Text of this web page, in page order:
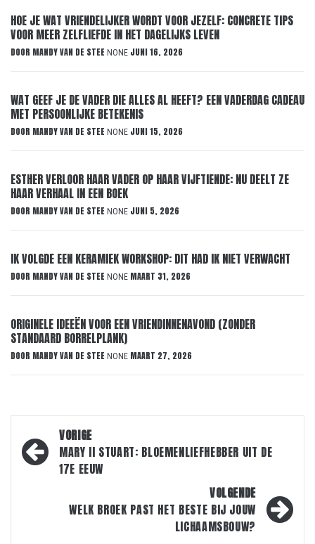
HOE JE WAT VRIENDELIJKER WORDT VOOR JEZELF: CONCRETE TIPS
VOOR MEER ZELFLIEFDE IN HET DAGELIJKS LEVEN
DOOR MANDY VAN DE STEE NONE JUNI 16, 2026
WAT GEEF JE DE VADER DIE ALLES AL HEEFT? EEN VADERDAG CADEAU
MET PERSOONLIJKE BETEKENIS
DOOR MANDY VAN DE STEE NONE JUNI 15, 2026
ESTHER VERLOOR HAAR VADER OP HAAR VIJFTIENDE: NU DEELT ZE
HAAR VERHAAL IN EEN BOEK
DOOR MANDY VAN DE STEE NONE JUNI 5, 2026
IK VOLGDE EEN KERAMIEK WORKSHOP: DIT HAD IK NIET VERWACHT
DOOR MANDY VAN DE STEE NONE MAART 31, 2026
ORIGINELE IDEEËN VOOR EEN VRIENDINNENAVOND (ZONDER
STANDAARD BORRELPLANK)
DOOR MANDY VAN DE STEE NONE MAART 27, 2026
Bericht
navigatie
VORIGE
MARY II STUART: BLOEMENLIEFHEBBER UIT DE
17E EEUW
VOLGENDE
WELK BROEK PAST HET BESTE BIJ JOUW
LICHAAMSBOUW?